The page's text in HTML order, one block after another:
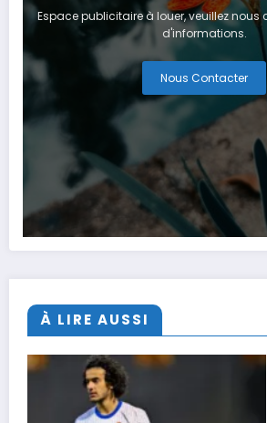
Espace publicitaire à louer, veuillez nous
d'informations.
Nous Contacter
À LIRE AUSSI
Sports